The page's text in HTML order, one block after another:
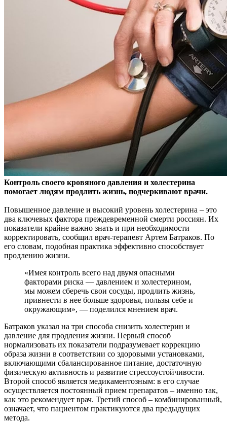
Контроль своего кровяного давления и холестерина
помогает людям продлить жизнь, подчеркивают врачи.
Повышенное давление и высокий уровень холестерина – это
два ключевых фактора преждевременной смерти россиян. Их
показатели крайне важно знать и при необходимости
корректировать, сообщил врач-терапевт Артем Батраков. По
его словам, подобная практика эффективно способствует
продлению жизни.
«Имея контроль всего над двумя опасными
факторами риска — давлением и холестерином,
мы можем сберечь свои сосуды, продлить жизнь,
привнести в нее больше здоровья, пользы себе и
окружающим», — поделился мнением врач.
Батраков указал на три способа снизить холестерин и
давление для продления жизни. Первый способ
нормализовать их показатели подразумевает коррекцию
образа жизни в соответствии со здоровыми установками,
включающими сбалансированное питание, достаточную
физическую активность и развитие стрессоустойчивости.
Второй способ является медикаментозным: в его случае
осуществляется постоянный прием препаратов – именно так,
как это рекомендует врач. Третий способ – комбинированный,
означает, что пациентом практикуются два предыдущих
метода.